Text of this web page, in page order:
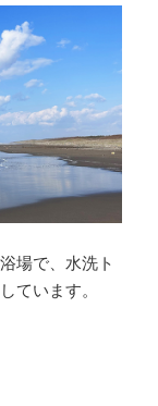
場で、水洗ト
ています。